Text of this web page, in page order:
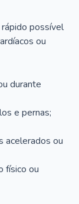
possível
ou
durante
e pernas;
acelerados ou
físico ou